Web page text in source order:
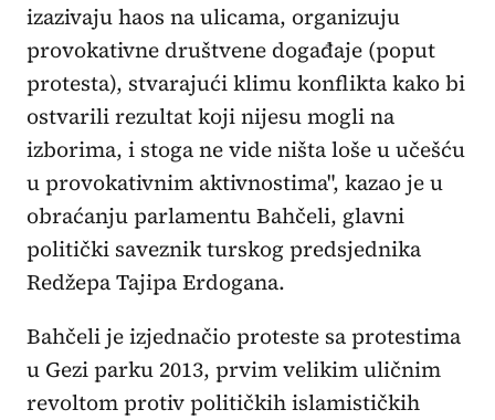
izazivaju haos na ulicama, organizuju
provokativne društvene događaje (poput
protesta), stvarajući klimu konflikta kako bi
ostvarili rezultat koji nijesu mogli na
izborima, i stoga ne vide ništa loše u učešću
u provokativnim aktivnostima", kazao je u
obraćanju parlamentu Bahčeli, glavni
politički saveznik turskog predsjednika
Redžepa Tajipa Erdogana.
Bahčeli je izjednačio proteste sa protestima
u Gezi parku 2013, prvim velikim uličnim
revoltom protiv političkih islamističkih